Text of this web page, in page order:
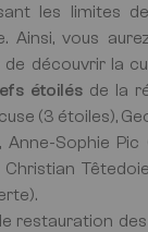
les limites
Ainsi, vous
de découvrir la
étoilés de la
(3 étoiles),
Anne-Sophie
restauration